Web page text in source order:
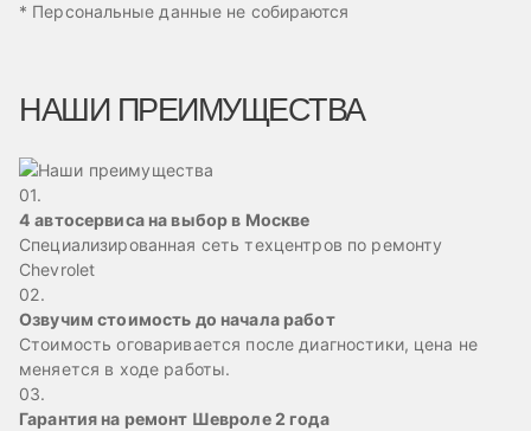
* Персональные данные не собираются
НАШИ ПРЕИМУЩЕСТВА
01.
4 автосервиса на выбор в Москве
Специализированная сеть техцентров по ремонту
Chevrolet
02.
Озвучим стоимость до начала работ
Стоимость оговаривается после диагностики, цена не
меняется в ходе работы.
03.
Гарантия на ремонт Шевроле 2 года